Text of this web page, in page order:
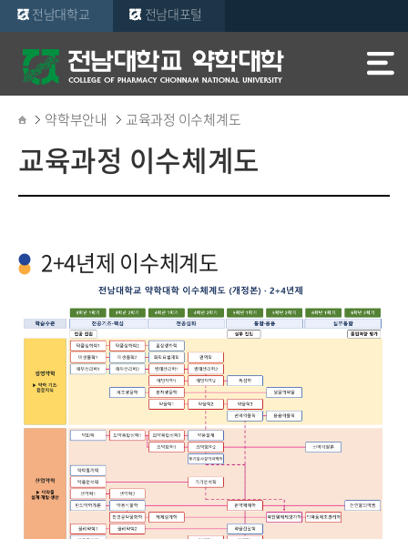
전남대학교 전남대포털
약학부안내 교육과정 이수체계도
교육과정 이수체계도
2+4년제 이수체계도